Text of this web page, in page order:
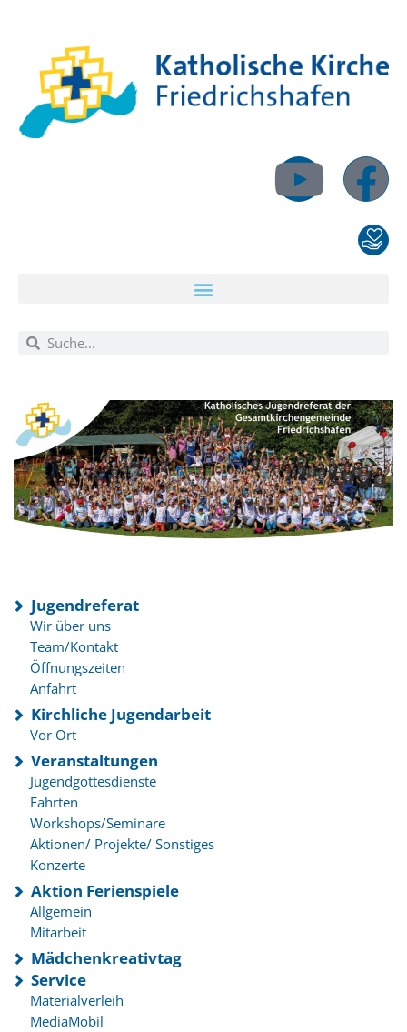
Jugendreferat
Wir über uns
Team/Kontakt
Öffnungszeiten
Anfahrt
Kirchliche Jugendarbeit
Vor Ort
Veranstaltungen
Jugendgottesdienste
Fahrten
Workshops/Seminare
Aktionen/ Projekte/ Sonstiges
Konzerte
Aktion Ferienspiele
Allgemein
Mitarbeit
Mädchenkreativtag
Service
Materialverleih
MediaMobil